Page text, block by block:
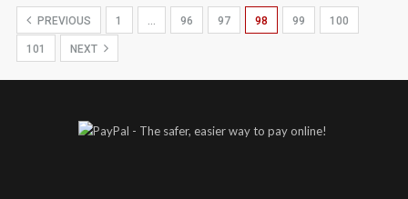
PREVIOUS 1 … 96 97 98 99 100
101 NEXT